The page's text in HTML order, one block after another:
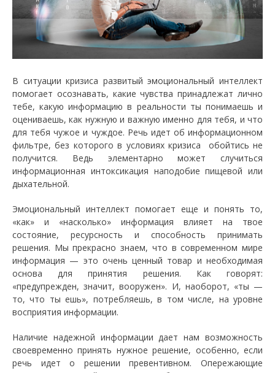
В ситуации кризиса развитый эмоциональный интеллект
помогает осознавать, какие чувства принадлежат лично
тебе, какую информацию в реальности ты понимаешь и
оцениваешь, как нужную и важную именно для тебя, и что
для тебя чужое и чуждое. Речь идет об информационном
фильтре, без которого в условиях кризиса обойтись не
получится. Ведь элементарно может случиться
информационная интоксикация наподобие пищевой или
дыхательной.
Эмоциональный интеллект помогает еще и понять то,
«как» и «насколько» информация влияет на твое
состояние, ресурсность и способность принимать
решения. Мы прекрасно знаем, что в современном мире
информация — это очень ценный товар и необходимая
основа для принятия решения. Как говорят:
«предупрежден, значит, вооружен». И, наоборот, «ты —
то, что ты ешь», потребляешь, в том числе, на уровне
восприятия информации.
Наличие надежной информации дает нам возможность
своевременно принять нужное решение, особенно, если
речь идет о решении превентивном. Опережающие